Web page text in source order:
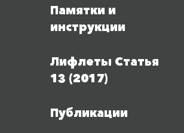
Памятки и
инструкции
Лифлеты Статья
13 (2017)
Публикации